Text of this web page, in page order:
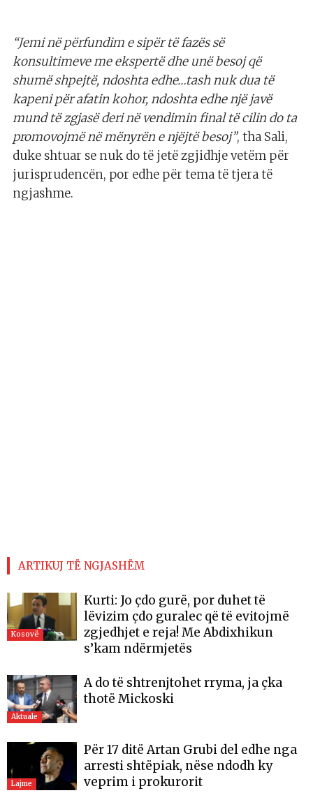
“Jemi në përfundim e sipër të fazës së
konsultimeve me ekspertë dhe unë besoj që
shumë shpejtë, ndoshta edhe…tash nuk dua të
kapeni për afatin kohor, ndoshta edhe një javë
mund të zgjasë deri në vendimin final të cilin do ta
promovojmë në mënyrën e njëjtë besoj”, tha Sali,
duke shtuar se nuk do të jetë zgjidhje vetëm për
jurisprudencën, por edhe për tema të tjera të
ngjashme.
ARTIKUJ TË NGJASHËM
Kosovë
Kurti: Jo çdo gurë, por duhet të
lëvizim çdo guralec që të evitojmë
zgjedhjet e reja! Me Abdixhikun
s’kam ndërmjetës
Aktuale
A do të shtrenjtohet rryma, ja çka
thotë Mickoski
Lajme
Për 17 ditë Artan Grubi del edhe nga
arresti shtëpiak, nëse ndodh ky
veprim i prokurorit